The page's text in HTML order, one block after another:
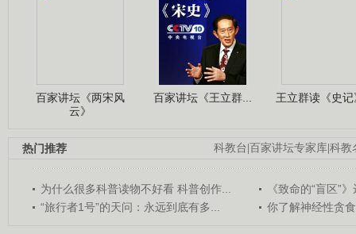
百家讲坛《两宋风
云》
百家讲坛《王立群... 王立群读《史
科教台 百家讲坛专家库 科教
热门推荐
为什么很多科普读物不好看 科普创作...
《致命的“盲区”
“旅行者1号”的天问：永远到底有多...
你了解神经性贪